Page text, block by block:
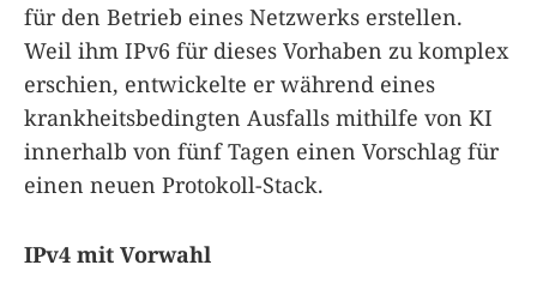
für den Betrieb eines Netzwerks erstellen.
Weil ihm IPv6 für dieses Vorhaben zu komplex
erschien, entwickelte er während eines
krankheitsbedingten Ausfalls mithilfe von KI
innerhalb von fünf Tagen einen Vorschlag für
einen neuen Protokoll-Stack.
IPv4 mit Vorwahl